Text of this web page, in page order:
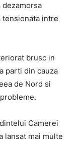
intre
brusc in
parti din cauza
de Nord si
Camerei
lansat mai multe